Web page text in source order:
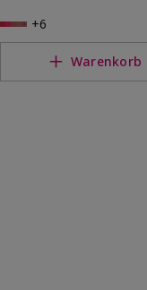
+6
Warenkorb